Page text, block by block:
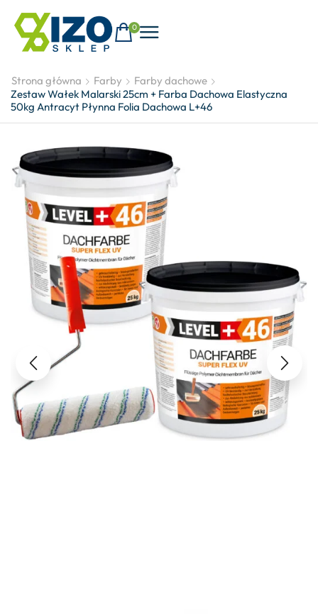
0
Strona główna Farby
Farby dachowe
Zestaw Wałek Malarski 25cm + Farba Dachowa Elastyczna
50kg Antracyt Płynna Folia Dachowa L+46